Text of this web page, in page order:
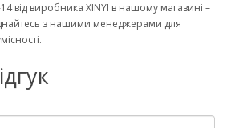
14 від виробника XINYI в нашому магазині –
з нашими менеджерами для